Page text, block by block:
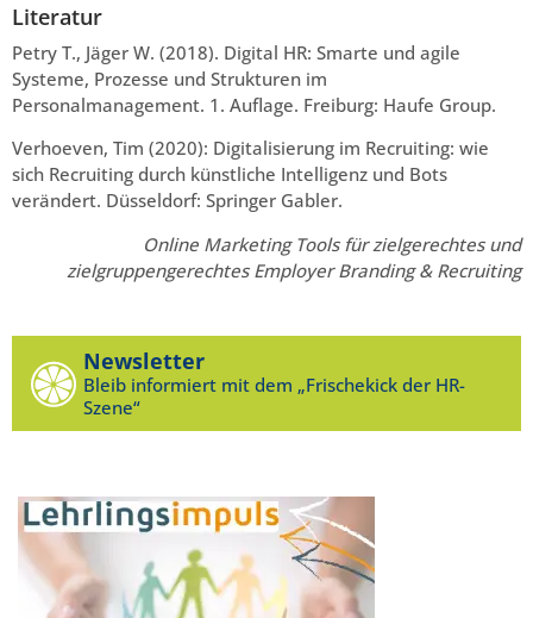
Literatur
Petry T., Jäger W. (2018). Digital HR: Smarte und agile
Systeme, Prozesse und Strukturen im
Personalmanagement. 1. Auflage. Freiburg: Haufe Group.
Verhoeven, Tim (2020): Digitalisierung im Recruiting: wie
sich Recruiting durch künstliche Intelligenz und Bots
verändert. Düsseldorf: Springer Gabler.
Online Marketing Tools für zielgerechtes und
zielgruppengerechtes Employer Branding & Recruiting
Newsletter
Bleib informiert mit dem „Frischekick der HR-
Szene“